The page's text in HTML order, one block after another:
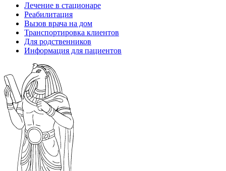
Лечение в стационаре
Реабилитация
Вызов врача на дом
Транспортировка клиентов
Для родственников
Информация для пациентов